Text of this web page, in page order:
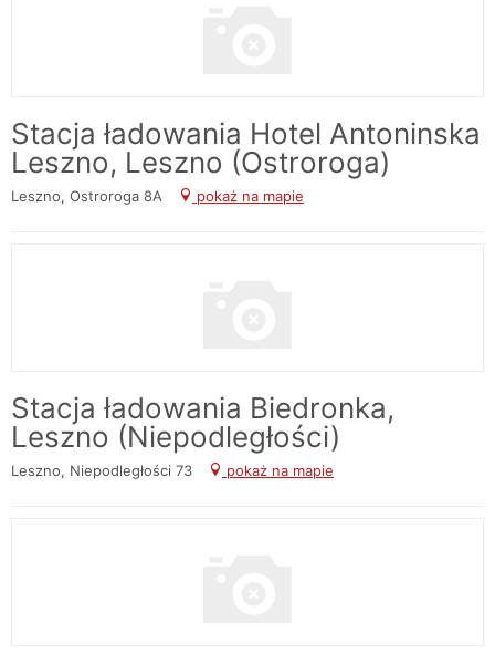
Stacja ładowania Hotel Antoninska
Leszno, Leszno (Ostroroga)
Leszno, Ostroroga 8A pokaż na mapie
Stacja ładowania Biedronka,
Leszno (Niepodległości)
Leszno, Niepodległości 73 pokaż na mapie